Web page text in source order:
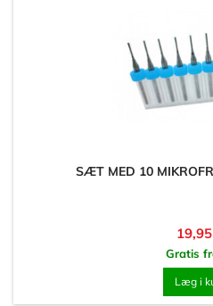
SÆT MED 10
Pris
Gratis
Læg i